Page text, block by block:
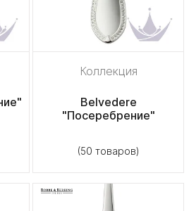
Коллекция
Belvedere
"Посеребрение"
(50 товаров)